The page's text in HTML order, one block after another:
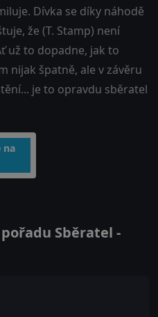
Dívka se díky náhodě
že (T. Stamp) není
už to dopadne, jak to
nijak špatně, ale v závěru
je to opravdu sběratel
na
Sběratel -